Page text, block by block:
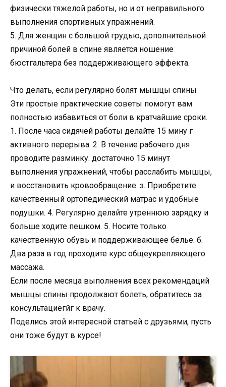
физически тяжелой работы, но и от неправильного
выполнения спортивных упражнений.
5. Для женщин с большой грудью, дополнительной
причиной болей в спине является ношение
бюстгальтера без поддерживающего эффекта.
Что делать, если регулярно болят мышцы спины
Эти простые практические советы помогут вам
полностью избавиться от боли в кратчайшие сроки.
1. После часа сидячей работы делайте 15 мину г
активного перерыва. 2. В течение рабочего дня
проводите разминку. достаточно 15 минут
выполнения упражнений, чтобы расслабить мышцы,
и восстановить кровообращение. з. Приобретите
качественный ортопедический матрас и удобные
подушки. 4. Регулярно делайте утреннюю зарядку и
больше ходите пешком. 5. Носите только
качественную обувь и поддерживающее белье. б.
Два раза в год проходите курс общеукрепляющего
массажа.
Если после месяца выполнения всех рекомендаций
мышцы спины продолжают болеть, обратитесь за
консультациегйг к врачу.
Поделись этой интересной статьей с друзьями, пусть
они тоже будут в курсе!